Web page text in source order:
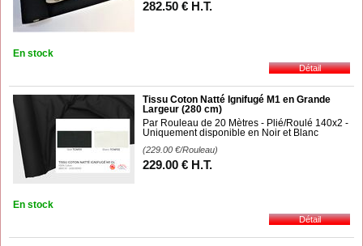
282.50 € H.T.
En stock
Tissu Coton Natté Ignifugé M1 en Grande
Largeur (280 cm)
Par Rouleau de 20 Mètres - Plié/Roulé 140x2 -
Uniquement disponible en Noir et Blanc
(229.00 €/Rouleau)
229.00 € H.T.
En stock